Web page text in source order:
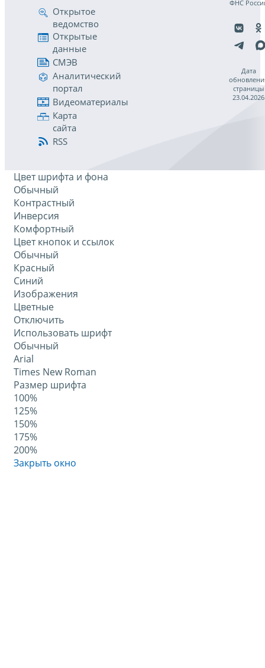
Открытое
ведомство
Открытые
данные
СМЭВ
Аналитический
портал
Видеоматериалы
Карта
сайта
RSS
ФНС
Дата
страницы
23.04.2026
Цвет шрифта и фона
Обычный
Контрастный
Инверсия
Комфортный
Цвет кнопок и ссылок
Обычный
Красный
Синий
Изображения
Цветные
Отключить
Использовать шрифт
Обычный
Arial
Times New Roman
Размер шрифта
100%
125%
150%
175%
200%
Закрыть окно